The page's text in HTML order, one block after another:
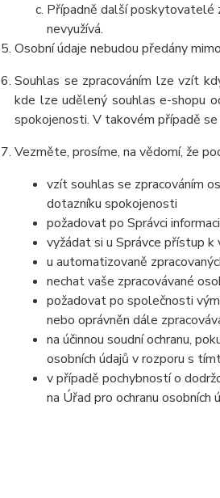
Případně další poskytovatelé
nevyužívá.
Osobní údaje nebudou předány
Souhlas se zpracováním lze vzít
kde lze udělený souhlas e-shopu
spokojenosti. V takovém případě
Vezměte, prosíme, na vědomí, že
vzít souhlas se zpracováním
dotazníku spokojenosti
požadovat po Správci
vyžádat si u Správce přístup k
u automatizovaně
nechat vaše zpracovávané
požadovat po společnosti
nebo oprávněn dále
na účinnou soudní ochranu,
osobních údajů v rozporu s
v případě pochybností o
na Úřad pro ochranu osobních